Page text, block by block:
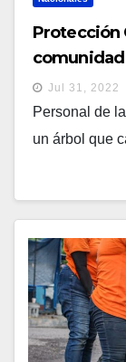
Protección
comunidad
Jul 31, 2022
Personal de
un árbol que